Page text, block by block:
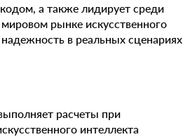
а также лидирует среди
рынке искусственного
в реальных сценариях
расчеты при
интеллекта